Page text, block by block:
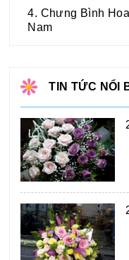
4. Chưng Bình
Nam
TIN TỨC NỔI